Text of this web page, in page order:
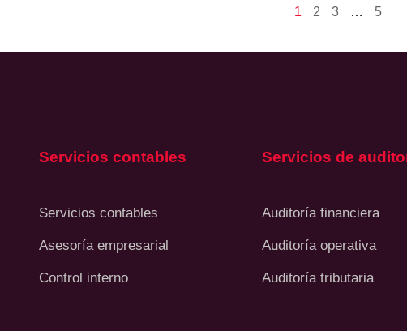
1 2 3 … 5
Servicios contables
Servicios contables
Asesoría empresarial
Control interno
Servicios de
Auditoría financiera
Auditoría operativa
Auditoría tributaria